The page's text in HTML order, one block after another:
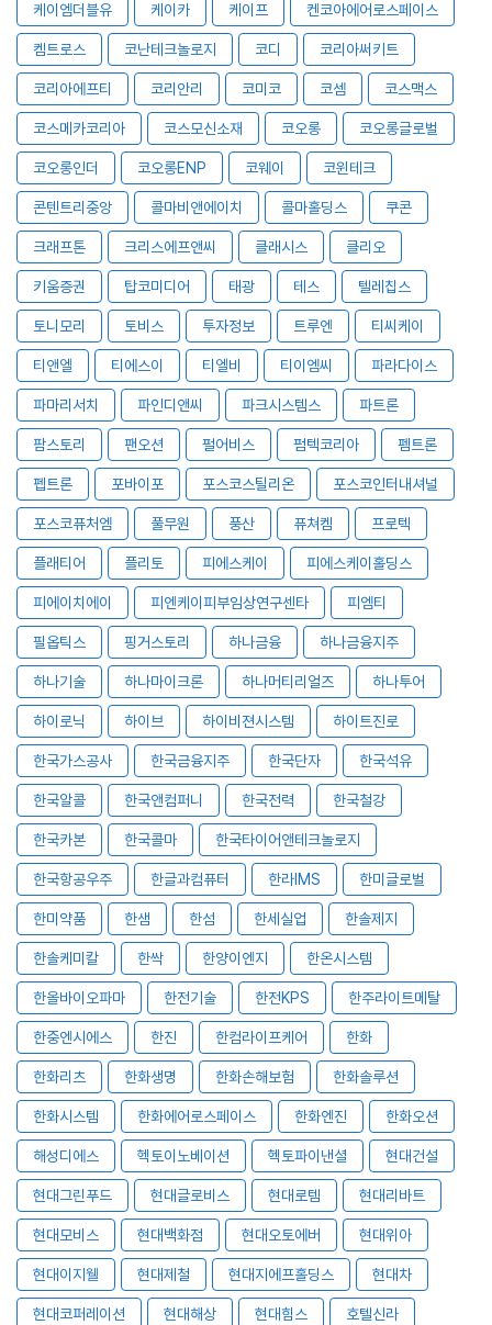
케이엠더블유 케이카 케이프 켄코아에어로스페이스
켐트로스 코난테크놀로지 코디 코리아써키트
코리아에프티 코리안리 코미코 코셈 코스맥스
코스메카코리아 코스모신소재 코오롱 코오롱글로벌
코오롱인더 코오롱ENP 코웨이 코윈테크
콘텐트리중앙 콜마비앤에이치 콜마홀딩스 쿠콘
크래프톤 크리스에프앤씨 클래시스 클리오
키움증권 탑코미디어 태광 테스 텔레칩스
토니모리 토비스 투자정보 트루엔 티씨케이
티앤엘 티에스이 티엘비 티이엠씨 파라다이스
파마리서치 파인디앤씨 파크시스템스 파트론
팜스토리 팬오션 펄어비스 펌텍코리아 펨트론
펩트론 포바이포 포스코스틸리온 포스코인터내셔널
포스코퓨처엠 풀무원 풍산 퓨쳐켐 프로텍
플래티어 플리토 피에스케이 피에스케이홀딩스
피에이치에이 피엔케이피부임상연구센타 피엠티
필옵틱스 핑거스토리 하나금융 하나금융지주
하나기술 하나마이크론 하나머티리얼즈 하나투어
하이로닉 하이브 하이비젼시스템 하이트진로
한국가스공사 한국금융지주 한국단자 한국석유
한국알콜 한국앤컴퍼니 한국전력 한국철강
한국카본 한국콜마 한국타이어앤테크놀로지
한국항공우주 한글과컴퓨터 한라IMS 한미글로벌
한미약품 한샘 한섬 한세실업 한솔제지
한솔케미칼 한싹 한양이엔지 한온시스템
한올바이오파마 한전기술 한전KPS 한주라이트메탈
한중엔시에스 한진 한컴라이프케어 한화
한화리츠 한화생명 한화손해보험 한화솔루션
한화시스템 한화에어로스페이스 한화엔진 한화오션
해성디에스 헥토이노베이션 헥토파이낸셜 현대건설
현대그린푸드 현대글로비스 현대로템 현대리바트
현대모비스 현대백화점 현대오토에버 현대위아
현대이지웰 현대제철 현대지에프홀딩스 현대차
현대코퍼레이션 현대해상 현대힘스 호텔신라